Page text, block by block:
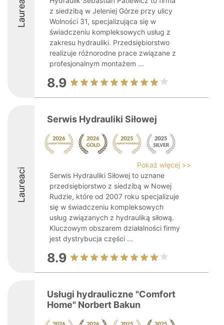
Laureaci
z siedzibą w Jeleniej Górze przy ulicy
Wolności 31, specjalizująca się w
świadczeniu kompleksowych usług z
zakresu hydrauliki. Przedsiębiorstwo
realizuje różnorodne prace związane z
profesjonalnym montażem ...
8.9
Laureaci
Serwis Hydrauliki Siłowej
Pokaż więcej >>
Serwis Hydrauliki Siłowej to uznane
przedsiębiorstwo z siedzibą w Nowej
Rudzie, które od 2007 roku specjalizuje
się w świadczeniu kompleksowych
usług związanych z hydrauliką siłową.
Kluczowym obszarem działalności firmy
jest dystrybucja części ...
8.9
Usługi hydrauliczne "Comfort
Home" Norbert Bakun